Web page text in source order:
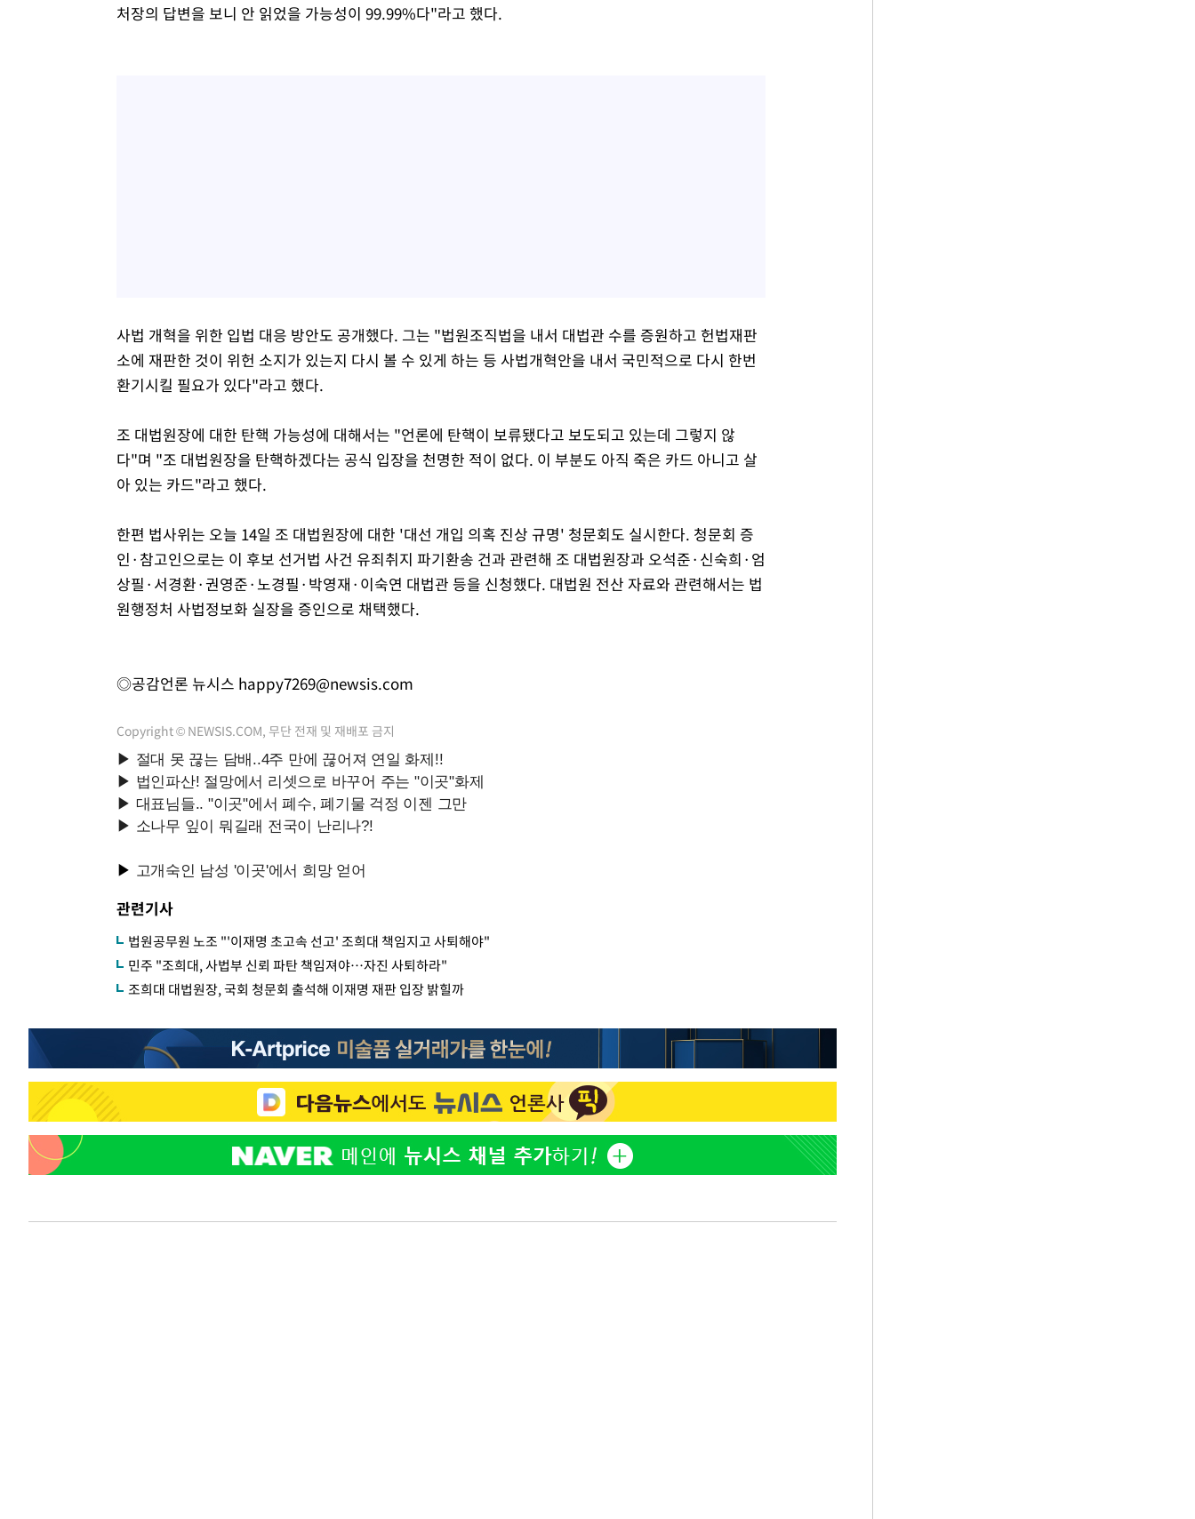
처장의 답변을 보니 안 읽었을 가능성이 99.99%다"라고 했다.
사법 개혁을 위한 입법 대응 방안도 공개했다. 그는 "법원조직법을 내서 대법관 수를 증원하고 헌법재판
소에 재판한 것이 위헌 소지가 있는지 다시 볼 수 있게 하는 등 사법개혁안을 내서 국민적으로 다시 한번
환기시킬 필요가 있다"라고 했다.
조 대법원장에 대한 탄핵 가능성에 대해서는 "언론에 탄핵이 보류됐다고 보도되고 있는데 그렇지 않
다"며 "조 대법원장을 탄핵하겠다는 공식 입장을 천명한 적이 없다. 이 부분도 아직 죽은 카드 아니고 살
아 있는 카드"라고 했다.
한편 법사위는 오늘 14일 조 대법원장에 대한 '대선 개입 의혹 진상 규명' 청문회도 실시한다. 청문회 증
인·참고인으로는 이 후보 선거법 사건 유죄취지 파기환송 건과 관련해 조 대법원장과 오석준·신숙희·엄
상필·서경환·권영준·노경필·박영재·이숙연 대법관 등을 신청했다. 대법원 전산 자료와 관련해서는 법
원행정처 사법정보화 실장을 증인으로 채택했다.
◎공감언론 뉴시스 happy7269@newsis.com
Copyright © NEWSIS.COM, 무단 전재 및 재배포 금지
관련기사
법원공무원 노조 "'이재명 초고속 선고' 조희대 책임지고 사퇴해야"
민주 "조희대, 사법부 신뢰 파탄 책임져야…자진 사퇴하라"
조희대 대법원장, 국회 청문회 출석해 이재명 재판 입장 밝힐까